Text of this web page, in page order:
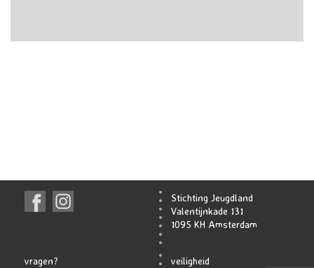
Stichting Jeugdland
Valentijnkade 131
1095 KH Amsterdam
vragen? veiligheid